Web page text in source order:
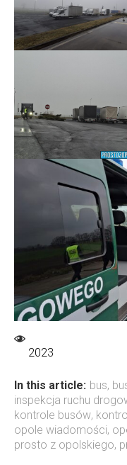
2023
In this article: bus,
inspekcja ruchu
kontrole busów,
opole wiadomości,
prosto z opolskiego,